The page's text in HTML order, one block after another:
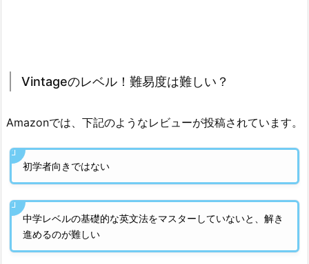
Vintageのレベル！難易度は難しい？
Amazonでは、下記のようなレビューが投稿されています。
初学者向きではない
中学レベルの基礎的な英文法をマスターしていないと、解き
進めるのが難しい